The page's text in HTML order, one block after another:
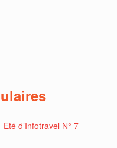
d’Infotravel N° 7